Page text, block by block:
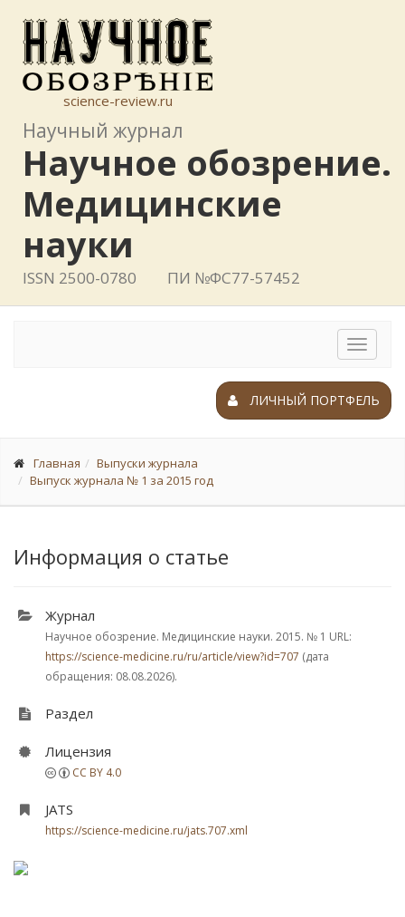
science-review.ru
Научный журнал
Научное обозрение.
Медицинские
науки
ISSN 2500-0780 ПИ №ФС77-57452
Toggle
ЛИЧНЫЙ ПОРТФЕЛЬ
Главная
Выпуски журнала
Выпуск журнала № 1 за 2015 год
Информация о статье
Журнал
Научное обозрение. Медицинские науки. 2015. № 1 URL:
https://science-medicine.ru/ru/article/view?id=707 (дата
обращения: 08.08.2026).
Раздел
Лицензия
CC BY 4.0
JATS
https://science-medicine.ru/jats.707.xml